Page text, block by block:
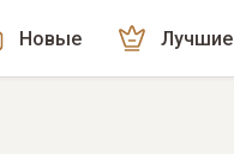
Новые Лучшие